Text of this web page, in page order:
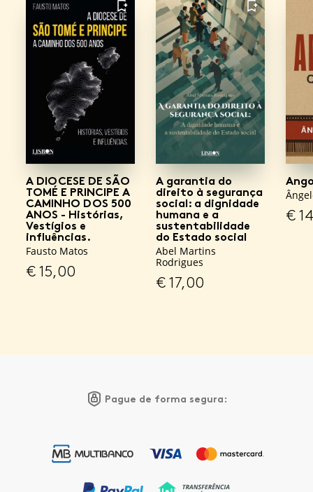
FAVORITO
A DIOCESE DE SÃO
TOMÉ E PRINCIPE A
CAMINHO DOS 500
ANOS - Histórias,
Vestígios e
influências.
Fausto Matos
€15,00
FAVORITO
A garantia do
direito à segurança
social: a dignidade
humana e a
sustentabilidade
do Estado social
Abel Martins
Rodrigues
€17,00
€
Pague de forma segura: